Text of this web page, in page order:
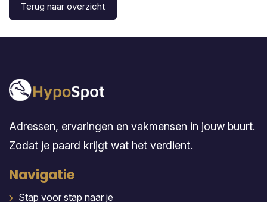
Terug naar overzicht
Adressen, ervaringen en vakmensen in jouw buurt.
Zodat je paard krijgt wat het verdient.
Navigatie
Stap voor stap naar je